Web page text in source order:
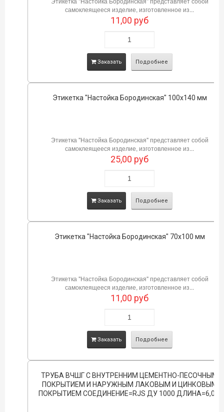
самоклеящееся изделие, изготовленное из...
11,00 руб
Заказать Подробнее
Этикетка "Настойка Бородинская" 100х140 мм
Этикетка "Настойка Бородинская" представляет собой
самоклеящееся изделие, изготовленное из...
25,00 руб
Заказать Подробнее
Этикетка "Настойка Бородинская" 70х100 мм
Этикетка "Настойка Бородинская" представляет собой
самоклеящееся изделие, изготовленное из...
11,00 руб
Заказать Подробнее
ТРУБА ВЧШГ С ВНУТРЕННИМ ЦЕМЕНТНО-ПЕСОЧНЫМ
ПОКРЫТИЕМ И НАРУЖНЫМ ЛАКОВЫМ И ЦИНКОВЫМ
ПОКРЫТИЕМ СОЕДИНЕНИЕ=RJS ДУ 1000 ДЛИНА=6,0М